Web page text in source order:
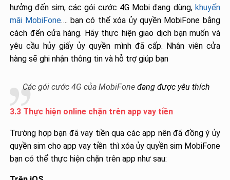
hưởng đến sim, các gói cước 4G Mobi đang dùng, khuyến
mãi MobiFone…. bạn có thể xóa ủy quyền MobiFone bằng
cách đến cửa hàng. Hãy thực hiện giao dịch bạn muốn và
yêu cầu hủy giấy ủy quyền mình đã cấp. Nhân viên cửa
hàng sẽ ghi nhận thông tin và hỗ trợ giúp bạn
Các gói cước 4G của MobiFone đang được yêu thích
3.3 Thực hiện online chặn trên app vay tiền
Trường hợp bạn đã vay tiền qua các app nên đã đồng ý ủy
quyền sim cho app vay tiền thì xóa ủy quyền sim MobiFone
bạn có thể thực hiện chặn trên app như sau: